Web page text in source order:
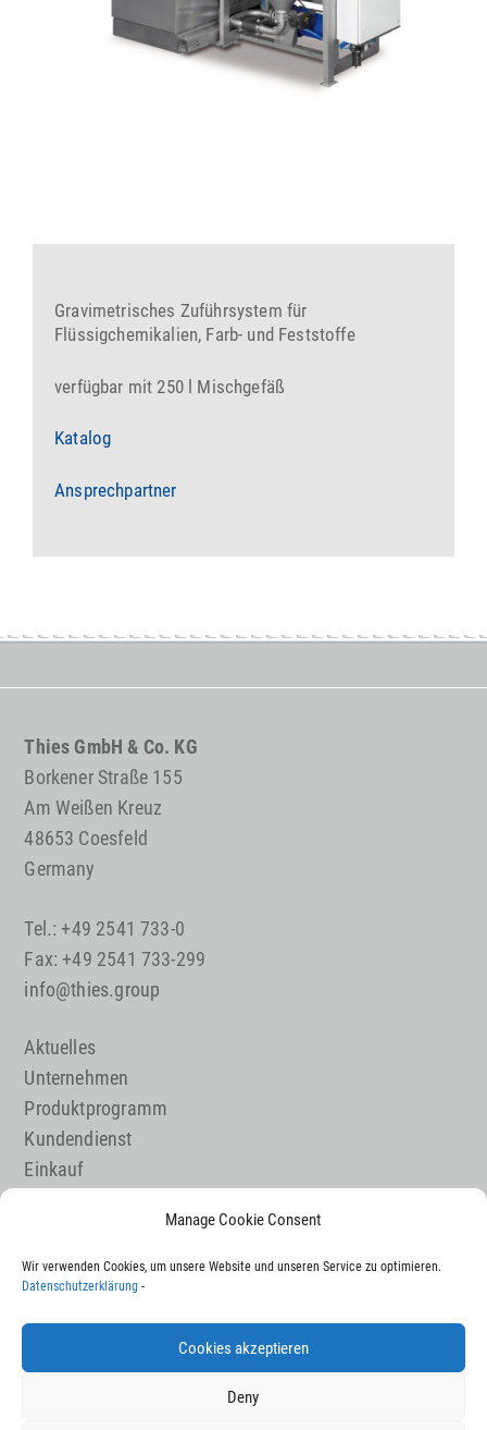
Manage Cookie Consent
Wir verwenden Cookies, um unsere Website und unseren Service zu optimieren.
Datenschutzerklärung -
Cookies akzeptieren
Deny
Gravimetrisches Zuführsystem für
Flüssigchemikalien, Farb- und Feststoffe
verfügbar mit 250 l Mischgefäß
Katalog
Ansprechpartner
Thies GmbH & Co. KG
Borkener Straße 155
Am Weißen Kreuz
48653 Coesfeld
Germany
Tel.: +49 2541 733-0
Fax: +49 2541 733-299
info@thies.group
Aktuelles
Unternehmen
Produktprogramm
Kundendienst
Einkauf
Karriere
Kontakt
Impressum
Sitemap